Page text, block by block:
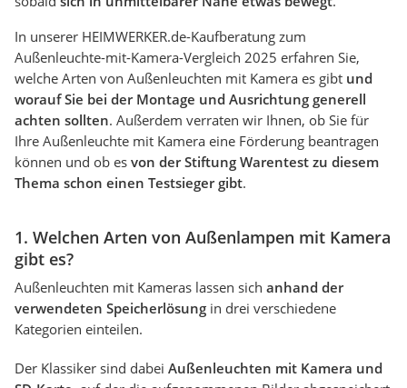
In unserer HEIMWERKER.de-Kaufberatung zum
Außenleuchte-mit-Kamera-Vergleich 2025 erfahren Sie,
welche Arten von Außenleuchten mit Kamera es gibt und
worauf Sie bei der Montage und Ausrichtung generell
achten sollten. Außerdem verraten wir Ihnen, ob Sie für
Ihre Außenleuchte mit Kamera eine Förderung beantragen
können und ob es von der Stiftung Warentest zu diesem
Thema schon einen Testsieger gibt.
1. Welchen Arten von Außenlampen mit Kamera
gibt es?
Außenleuchten mit Kameras lassen sich anhand der
verwendeten Speicherlösung in drei verschiedene
Kategorien einteilen.
Der Klassiker sind dabei Außenleuchten mit Kamera und